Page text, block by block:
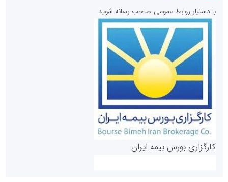
روابط عمومی خبرگزاری گزارش خبر
با دستیار روابط عمومی صاحب رسانه شوید
کارگزاری بورس بیمه ایران